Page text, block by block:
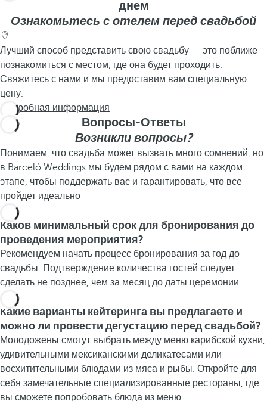
днем
Ознакомьтесь с отелем перед свадьбой
Лучший способ представить свою свадьбу — это поближе
познакомиться с местом, где она будет проходить.
Свяжитесь с нами и мы предоставим вам специальную
цену.
Подробная информация
Вопросы-Ответы
Возникли вопросы?
Понимаем, что свадьба может вызвать много сомнений, но
в Barceló Weddings мы будем рядом с вами на каждом
этапе, чтобы поддержать вас и гарантировать, что все
пройдет идеально
Каков минимальный срок для бронирования до
проведения мероприятия?
Рекомендуем начать процесс бронирования за год до
свадьбы. Подтверждение количества гостей следует
сделать не позднее, чем за месяц до даты церемонии
Какие варианты кейтеринга вы предлагаете и
можно ли провести дегустацию перед свадьбой?
Молодожены смогут выбрать между меню карибской кухни,
удивительными мексиканскими деликатесами или
восхитительными блюдами из мяса и рыбы. Откройте для
себя замечательные специализированные рестораны, где
вы сможете попробовать блюда из меню